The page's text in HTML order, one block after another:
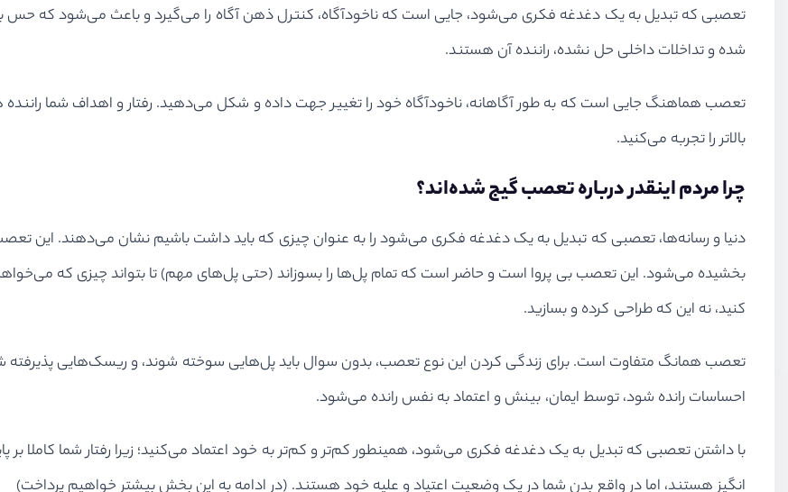
تعصبی که تبدیل به یک دغدغه فکری می‌شود، جایی است که ناخودآگاه، کنترل ذهن آگاه را می‌گیرد و باعث می‌شود که
شده و تداخلات داخلی حل نشده، راننده آن هستند.
تعصب هماهنگ جایی است که به طور آگاهانه، ناخودآگاه خود را تغییر جهت داده و شکل می‌دهید. رفتار و اهداف شما
بالاتر را تجربه می‌کنید.
چرا مردم اینقدر درباره تعصب گیج شده‌اند؟
دنیا و رسانه‌ها، تعصبی که تبدیل به یک دغدغه فکری می‌شود را به عنوان چیزی که باید داشت باشیم نشان می‌دهند. این
بخشیده می‌شود. این تعصب بی پروا است و حاضر است که تمام پل‌ها را بسوزاند (حتی پل‌های مهم) تا بتواند چیزی که
کنید، نه این که طراحی کرده و بسازید.
تعصب همانگ متفاوت است. برای زندگی کردن این نوع تعصب، بدون سوال باید پل‌هایی سوخته شوند، و ریسک‌هایی پذیرفته
احساسات رانده شود، توسط ایمان، بینش و اعتماد به نفس رانده می‌شود.
با داشتن تعصبی که تبدیل به یک دغدغه فکری می‌شود، همینطور کم‌تر و کم‌تر به خود اعتماد می‌کنید؛ زیرا رفتار شما کاملا بر
انگیز هستند، اما در واقع بدن شما در یک وضعیت اعتیاد و علیه خود هستند. (در ادامه به این بخش بیشتر خواهیم پرداخت)